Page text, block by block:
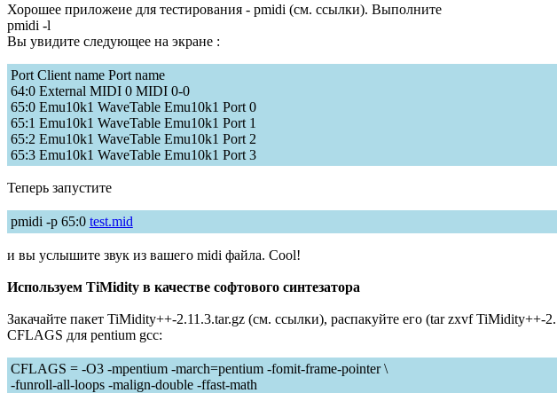
Хорошее приложеие для тестирования - pmidi (см. ссылки). Выполните
pmidi -l
Вы увидите следующее на экране :
Port Client name Port name
64:0 External MIDI 0 MIDI 0-0
65:0 Emu10k1 WaveTable Emu10k1 Port 0
65:1 Emu10k1 WaveTable Emu10k1 Port 1
65:2 Emu10k1 WaveTable Emu10k1 Port 2
65:3 Emu10k1 WaveTable Emu10k1 Port 3
Теперь запустите
pmidi -p 65:0 test.mid
и вы услышите звук из вашего midi файла. Cool!
Используем TiMidity в качестве софтового синтезатора
Закачайте пакет TiMidity++-2.11.3.tar.gz (см. ссылки), распакуйте его (tar zxvf
CFLAGS для pentium gcc:
CFLAGS = -O3 -mpentium -march=pentium -fomit-frame-pointer \
-funroll-all-loops -malign-double -ffast-math